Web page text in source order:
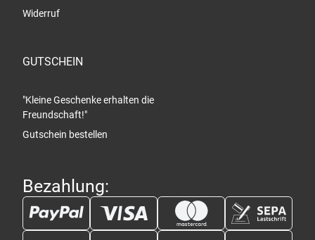
Widerruf
GUTSCHEIN
"Kleine Geschenke erhalten die
Freundschaft!"
Gutschein bestellen
Bezahlung: